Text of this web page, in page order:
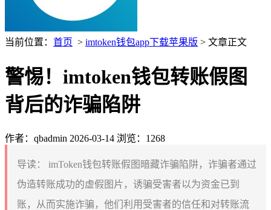
当前位置： 首页 > imtoken钱包app下载苹果版 > 文章正文
警惕！imtoken钱包转账假图
背后的诈骗陷阱
作者：qbadmin 2026-03-14 浏览：1268
导读：
imToken钱包转账假图暗藏诈骗陷阱，诈骗者通过
伪造转账成功的虚假图片，诱骗受害者以为资金已到
账，从而实施诈骗，他们利用受害者的信任和对转账流